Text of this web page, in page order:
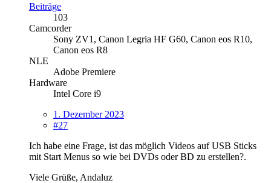
Beiträge
103
Camcorder
Sony ZV1, Canon Legria HF G60, Canon eos R10,
Canon eos R8
NLE
Adobe Premiere
Hardware
Intel Core i9
1. Dezember 2023
#27
Ich habe eine Frage, ist das möglich Videos auf USB Sticks
mit Start Menus so wie bei DVDs oder BD zu erstellen?.
Viele Grüße, Andaluz